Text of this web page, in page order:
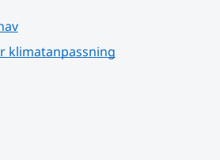
klimatanpassning